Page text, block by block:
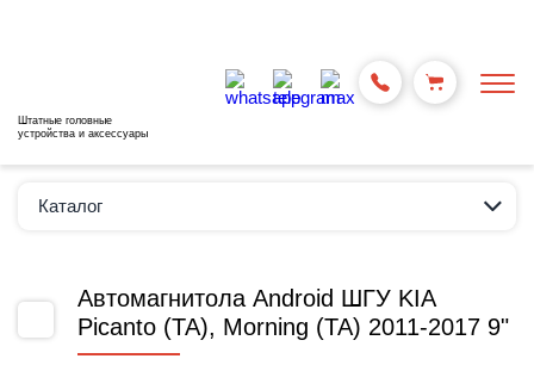
Штатные головные
устройства и аксессуары
Каталог
Автомагнитола Android ШГУ KIA
Picanto (TA), Morning (TA) 2011-2017 9"